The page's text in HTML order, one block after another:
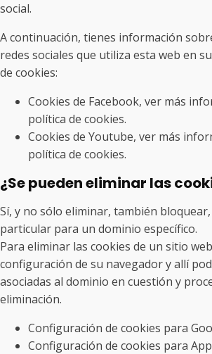
social.
A continuación, tienes información
redes sociales que utiliza esta web en
de cookies:
Cookies de Facebook, ver más
política de cookies.
Cookies de Youtube, ver más
política de cookies.
¿Se pueden eliminar las
Sí, y no sólo eliminar, también
particular para un dominio específico.
Para eliminar las cookies de un sitio
configuración de su navegador y allí
asociadas al dominio en cuestión y
eliminación.
Configuración de cookies para
Configuración de cookies para